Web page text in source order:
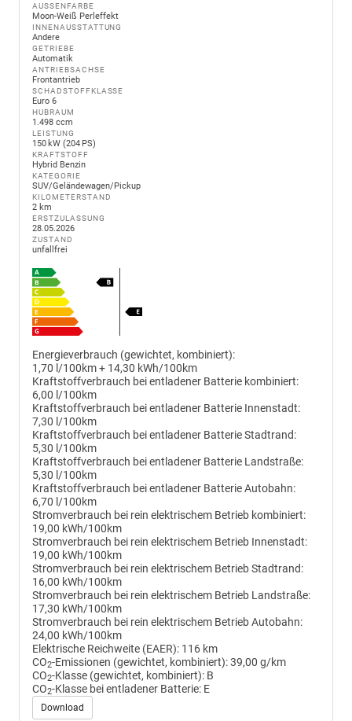
AUSSENFARBE
Moon-Weiß Perleffekt
INNENAUSSTATTUNG
Andere
GETRIEBE
Automatik
ANTRIEBSACHSE
Frontantrieb
SCHADSTOFFKLASSE
Euro 6
HUBRAUM
1.498 ccm
LEISTUNG
150 kW (204 PS)
KRAFTSTOFF
Hybrid Benzin
KATEGORIE
SUV/Geländewagen/Pickup
KILOMETERSTAND
2 km
ERSTZULASSUNG
28.05.2026
ZUSTAND
unfallfrei
Energieverbrauch (gewichtet, kombiniert):
1,70 l/100km + 14,30 kWh/100km
Kraftstoffverbrauch bei entladener Batterie kombiniert:
6,00 l/100km
Kraftstoffverbrauch bei entladener Batterie Innenstadt:
7,30 l/100km
Kraftstoffverbrauch bei entladener Batterie Stadtrand:
5,30 l/100km
Kraftstoffverbrauch bei entladener Batterie Landstraße:
5,30 l/100km
Kraftstoffverbrauch bei entladener Batterie Autobahn:
6,70 l/100km
Stromverbrauch bei rein elektrischem Betrieb kombiniert:
19,00 kWh/100km
Stromverbrauch bei rein elektrischem Betrieb Innenstadt:
19,00 kWh/100km
Stromverbrauch bei rein elektrischem Betrieb Stadtrand:
16,00 kWh/100km
Stromverbrauch bei rein elektrischem Betrieb Landstraße:
17,30 kWh/100km
Stromverbrauch bei rein elektrischem Betrieb Autobahn:
24,00 kWh/100km
Elektrische Reichweite (EAER): 116 km
CO2-Emissionen (gewichtet, kombiniert):39,00 g/km
CO2-Klasse (gewichtet, kombiniert): B
CO2-Klasse bei entladener Batterie: E
Download